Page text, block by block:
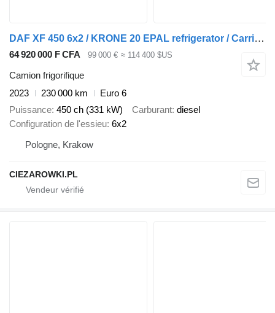
DAF XF 450 6x2 / KRONE 20 EPAL refrigerator / Carrier Supra 1250 / s
64 920 000 F CFA 99 000 € ≈ 114 400 $US
Camion frigorifique
2023
230 000 km
Euro 6
Puissance 450 ch (331 kW) Carburant diesel
Configuration de l'essieu 6x2
Pologne, Krakow
CIEZAROWKI.PL